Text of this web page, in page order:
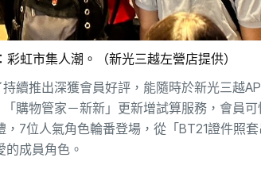
彩虹市集人潮。（新光三越左營店提供）
續推出深獲會員好評，能隨時於新光三越
購物管家－新新」更新增試算服務，會員可
7位人氣角色輪番登場，從「BT21證件照
成員角色。